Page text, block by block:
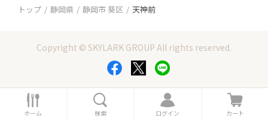
トップ 静岡県 静岡市 葵区 天神前
Copyright © SKYLARK GROUP All rights reserved.
ホ
ー
ホーム 索
検索
ロ
グ
ログイン
カ
ー
カート